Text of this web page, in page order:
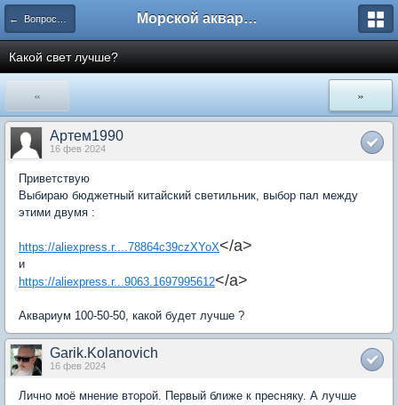
← Вопросы новичков Морской аквариум. Форумы ReefCentral.ru
Какой свет лучше?
« »
Артем1990
16 фев 2024
Приветствую
Выбираю бюджетный китайский светильник, выбор пал между
этими двумя :
https://aliexpress.r....78864c39czXYoX</a>
и
https://aliexpress.r...9063.1697995612</a>
Аквариум 100-50-50, какой будет лучше ?
Garik.Kolanovich
16 фев 2024
Лично моё мнение второй. Первый ближе к пресняку. А лучше